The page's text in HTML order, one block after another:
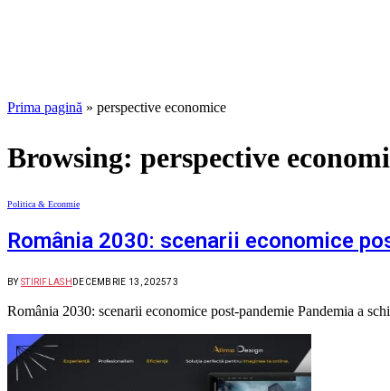
Prima pagină » perspective economice
Browsing: perspective
Politica & Econmie
România 2030: scenarii economice
BY STIRIFLASH DECEMBRIE 13, 202573
România 2030: scenarii economice post‑pandemie Pandemia a